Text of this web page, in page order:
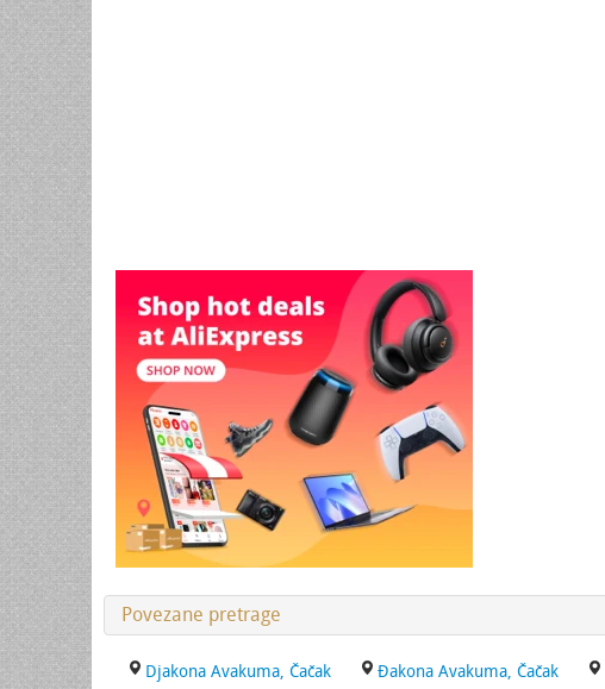
Povezane pretrage
Djakona Avakuma, Čačak Đakona Avakuma, Čačak